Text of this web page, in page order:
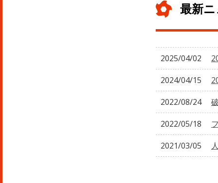
最新
2025/04/02
2024/04/15
2022/08/24
2022/05/18
2021/03/05